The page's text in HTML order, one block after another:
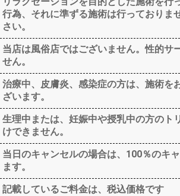
行為、それに準ずる施術は行っておりま
さい。
当店は風俗店ではございません。性的サ
せん。
治療中、皮膚炎、感染症の方は、施術を
ざいます。
生理中または、妊娠中や授乳中の方のト
けできません。
当日のキャンセルの場合は、100％のキ
ます。
記載しているご料金は、税込価格です